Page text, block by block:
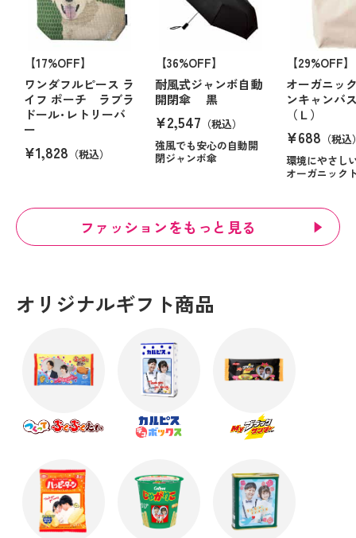
【17%OFF】
ワンダフルピース ラ
イフ ポーチ ラブラ
ドール･レトリーバ
ー
¥1,828 （税込）
【36%OFF】
耐風式ジャンボ自動
開閉傘 黒
¥2,547 （税込）
強風でも安心の自動開
閉ジャンボ傘
【29%OFF】
オーガニッ
ンキャンバ
（Ｌ）
¥688 （税
環境にやさし
オーガニック
ファッションをもっと見る
オリジナルギフト商品